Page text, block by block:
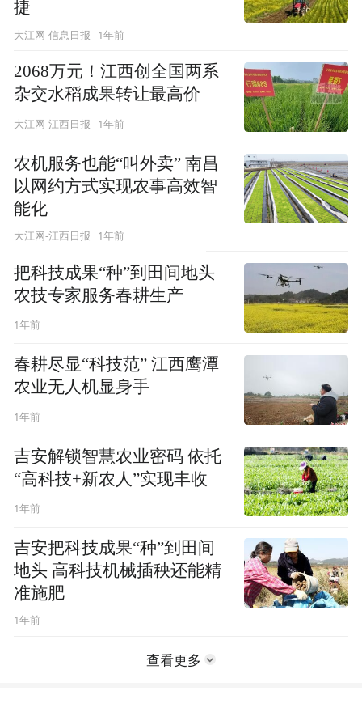
捷
大江网-信息日报 1年前
2068万元！江西创全国两系
杂交水稻成果转让最高价
大江网-江西日报 1年前
农机服务也能“叫外卖” 南昌
以网约方式实现农事高效智
能化
大江网-江西日报 1年前
把科技成果“种”到田间地头
农技专家服务春耕生产
1年前
春耕尽显“科技范” 江西鹰潭
农业无人机显身手
1年前
吉安解锁智慧农业密码 依托
“高科技+新农人”实现丰收
1年前
吉安把科技成果“种”到田间
地头 高科技机械插秧还能精
准施肥
1年前
查看更多